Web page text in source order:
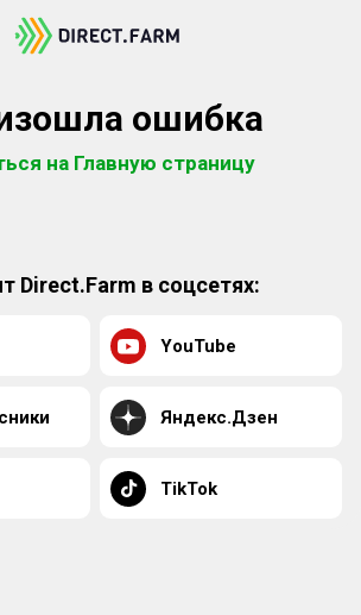
ошибка
на Главную страницу
Direct.Farm в соцсетях:
YouTube
Яндекс.Дзен
TikTok